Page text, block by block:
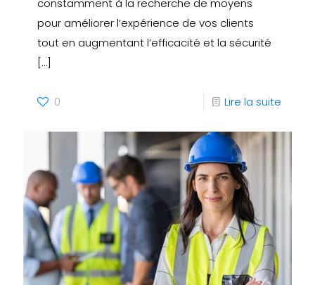
pour améliorer l’expérience de vos clients
tout en augmentant l’efficacité et la sécurité
[…]
0 Lire la suite